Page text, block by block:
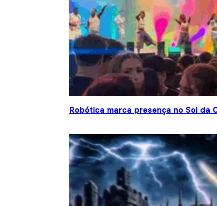
Robótica marca presença no Sol da